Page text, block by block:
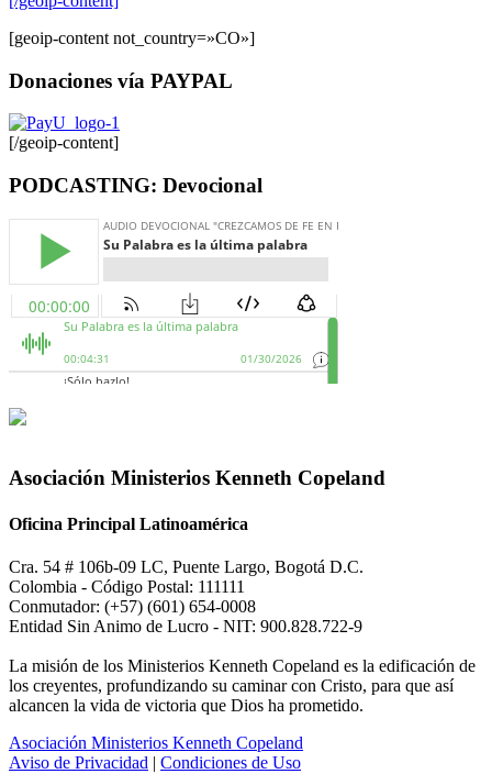
[geoip-content not_country=»CO»]
Donaciones vía PAYPAL
[/geoip-content]
PODCASTING: Devocional
Asociación Ministerios Kenneth Copeland
Oficina Principal Latinoamérica
Cra. 54 # 106b-09 LC, Puente Largo, Bogotá D.C.
Colombia - Código Postal: 111111
Conmutador: (+57) (601) 654-0008
Entidad Sin Animo de Lucro - NIT: 900.828.722-9
La misión de los Ministerios Kenneth Copeland es la edificación de
los creyentes, profundizando su caminar con Cristo, para que así
alcancen la vida de victoria que Dios ha prometido.
Asociación Ministerios Kenneth Copeland
Aviso de Privacidad | Condiciones de Uso